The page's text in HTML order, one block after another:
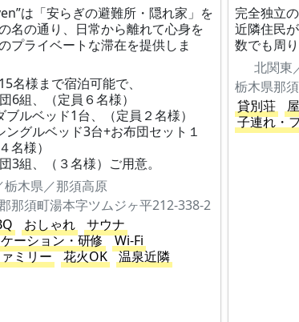
は「安らぎの避難所・隠れ家」を
名の通り、日常から離れて心身を
プライベートな滞在を提供しま
名様まで宿泊可能で、
6組、（定員６名様）
ブルベッド1台、（定員２名様）
ングルベッド3台+お布団セット１
名様）
3組、（３名様）ご用意。
栃木県／那須高原
那須町湯本字ツムジヶ平212-338-2
おしゃれ
サウナ
ーション・研修
Wi-Fi
ミリー
花火OK 温泉近隣
完全独立
近隣住民
数でも周
北関東
栃木県那
貸別荘
子連れ・